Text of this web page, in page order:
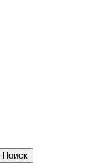
Поиск